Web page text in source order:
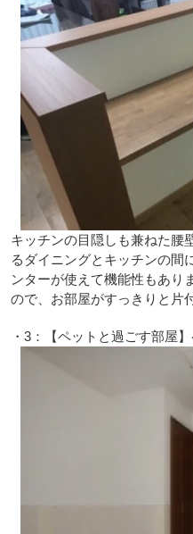
キッチンの目隠しも兼ねた腰
るダイニングとキッチンの間
ンターが使えて機能性もあり
ので、お部屋がすっきりと片
・3：【ペットと過ごす部屋